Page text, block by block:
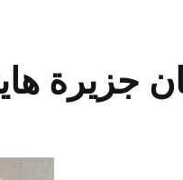
جزيرة